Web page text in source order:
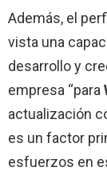
Además, el
vista una
desarrollo y
empresa “para
actualización
es un factor
esfuerzos en